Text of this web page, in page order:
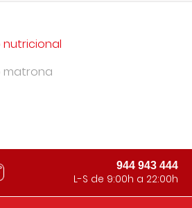
matrona
944 943 444
L-S de 9:00h a 22:00h